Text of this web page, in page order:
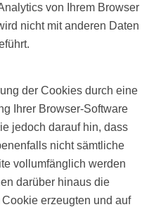
von Ihrem Browser
nicht mit anderen Daten
der Cookies durch eine
Ihrer Browser-Software
jedoch darauf hin, dass
nicht sämtliche
vollumfänglich werden
darüber hinaus die
erzeugten und auf